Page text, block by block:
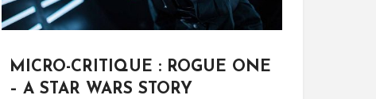
MICRO-CRITIQUE : ROGUE ONE
– A STAR WARS STORY